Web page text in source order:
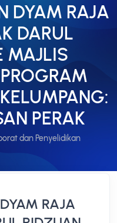
DYAM RAJA
DARUL
MAJLIS
PERAK
dan Penyelidikan
RAJA